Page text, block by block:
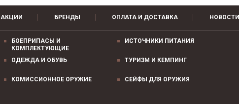
АКЦИИ БРЕНДЫ ОПЛАТА И ДОСТАВКА НОВОСТИ
БОЕПРИПАСЫ И
КОМПЛЕКТУЮЩИЕ
ИСТОЧНИКИ ПИТАНИЯ
ОДЕЖДА И ОБУВЬ ТУРИЗМ И КЕМПИНГ
КОМИССИОННОЕ ОРУЖИЕ СЕЙФЫ ДЛЯ ОРУЖИЯ